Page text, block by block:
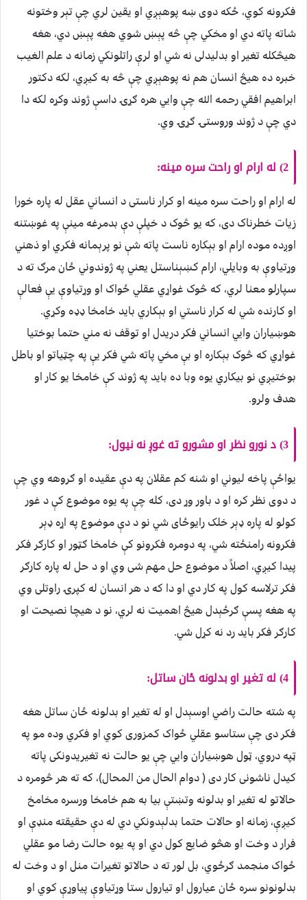
فکرونه کوي، ځکه دوی ښه پوهېږي او یقین لري چې تېر وختونه
شاته پاته دي او مخکي چې څه پېښ شوي هغه پېښ دي، هغه
هیڅکله تغیر او بدلیدلی نه شي او لرې راتلونکي زمانه د علم الغیب
خبره ده هیڅ انسان هم نه پوهېږي چې څه به کیږي، لکه دکتور
ابراهيم افقي رحمه الله چې وایي هره ګړۍ داسې ژوند وکړه لکه دا
دي چې د ژوند وروستۍ ګړۍ وي.
2) له ارام او راحت سره مینه:
له ارام او راحت سره مینه او کرار ناستی د انساني عقل له پاره خورا
زیات خطرناک دی، که یو څوک د خپلې دې بدمرغه مینې په غوښتنه
اوږده موده ارام او بېکاره ناست پاته شې نو پرېمانه فکري او ذهني
وړتیاوې به وبایلي، ارام کښېناستل یعني په ژوندوني ځان مرګ ته د
سپارلو معنا لري، که څوک غواړي عقلي ځواک او وړتیاوې یې فعالې
او کارنده شي له کرار ناستي او بېکاري باید خامخا ډډه وکړي.
هوښیاران وایي انساني فکر دریدل او توقف نه مني حتما بوختیا
غواړي که څوک بېکاره او بې مخي پاته شي فکر یې په چټیاتو او باطل
بوختیږي نو بیکاري یوه وبا ده باید په ژوند کې خامخا یو کار او
هدف ولرو.
3) د نورو نظر او مشورو ته غوږ نه نیول:
یواځې پاخه لیوني او شنه کم عقلان په دې عقیده او ګروهه وي چې
د دوی نظر کره او د باور وړ دی، کله چې په یوه موضوع کې د غور
کولو له پاره ډېر خلک رایوځای شي نو د دې موضوع په اړه ډېر
فکرونه رامنځته شي، په دومره فکرونو کې خامخا ګټور او کارګر فکر
پیدا کیږي، اصلاً د موضوع حل مهم شی وي او د حل له پاره کارګر
فکر ترلاسه کول په کار دي او دا که د هر انسان له کپرۍ راوتلی وي
په هغه پسې ګرځېدل هیڅ اهمیت نه لري، نو د هیچا نصیحت او
کارګر فکر باید رد نه کړل شي.
4) له تغیر او بدلونه ځان ساتل:
په شته حالت راضي اوسېدل او له تغیر او بدلونه ځان ساتل هغه
فکر دی چې ستاسو عقلي ځواک کمزوری کوي او فکري وده مو په
ټپه دروي، ټول هوښیاران وایي چې یو حالت نه تغیریدونکی پاته
کیدل ناشونی کار دی ( دوام الحال من المحال)، که ته هر څومره د
حالاتو له تغیر او بدلونه وتښتې بیا به هم خامخا ورسره مخامخ
کیږې، زمانه او حالات حتما بدلېدونکي دي له دې حقیقته منډې او
فرار د وخت او هڅو ضایع کول دي او په یوه حالت رضا مو عقلي
ځواک منجمد ګرځوي، بل لور ته د حالاتو تغیرات منل او د وخت له
بدلونونو سره ځان عیارول او تیارول ستا وړتیاوې پیاوړې کوي او